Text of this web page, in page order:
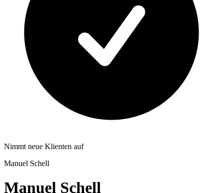
Nimmt neue Klienten auf
Manuel Schell
Manuel Schell